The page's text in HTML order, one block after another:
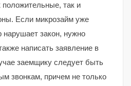
так и
Если микрозайм уже
закон, нужно
написать заявление в
заемщику следует быть
звонкам, причем не только